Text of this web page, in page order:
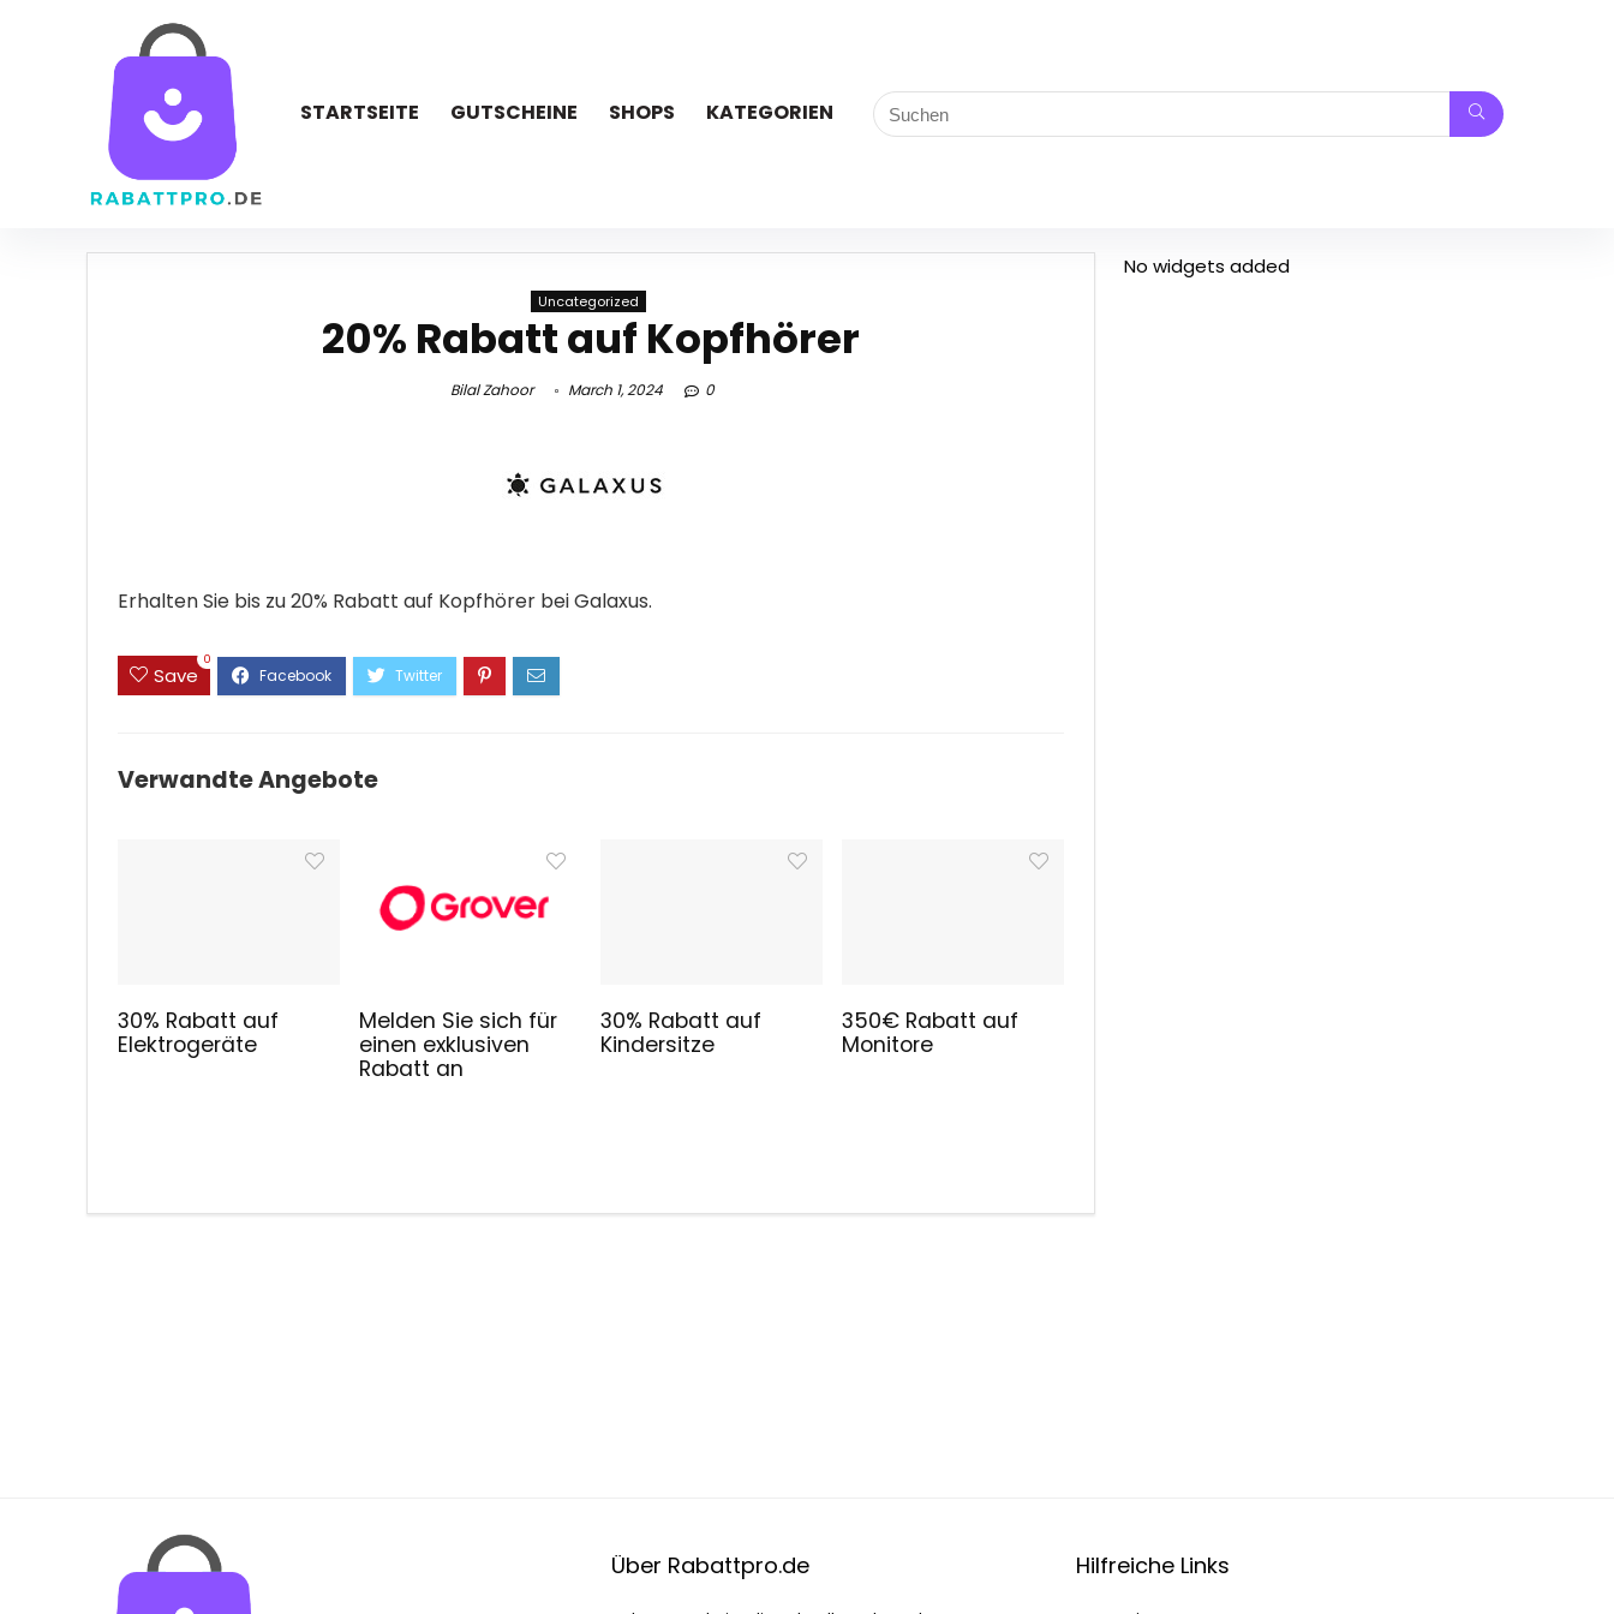
STARTSEITE GUTSCHEINE SHOPS KATEGORIEN
Uncategorized
20% Rabatt auf Kopfhörer
Bilal Zahoor March 1, 2024 0
Erhalten Sie bis zu 20% Rabatt auf Kopfhörer bei Galaxus.
Save
0
Verwandte Angebote
30% Rabatt auf
Elektrogeräte
Melden Sie sich für
einen exklusiven
Rabatt an
30% Rabatt auf
Kindersitze
350€ Rabatt auf
Monitore
No widgets added
Über Rabattpro.de Hilfreiche Links